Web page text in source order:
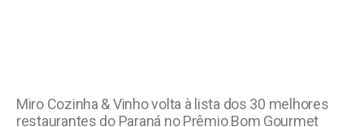
Miro Cozinha & Vinho volta à lista dos 30 melhores
restaurantes do Paraná no Prêmio Bom Gourmet